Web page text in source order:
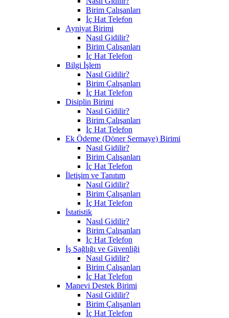
Birim Çalışanları
İç Hat Telefon
Ayniyat Birimi
Nasıl Gidilir?
Birim Çalışanları
İç Hat Telefon
Bilgi İşlem
Nasıl Gidilir?
Birim Çalışanları
İç Hat Telefon
Disiplin Birimi
Nasıl Gidilir?
Birim Çalışanları
İç Hat Telefon
Ek Ödeme (Döner Sermaye) Birimi
Nasıl Gidilir?
Birim Çalışanları
İç Hat Telefon
İletişim ve Tanıtım
Nasıl Gidilir?
Birim Çalışanları
İç Hat Telefon
İstatistik
Nasıl Gidilir?
Birim Çalışanları
İç Hat Telefon
İş Sağlığı ve Güvenliği
Nasıl Gidilir?
Birim Çalışanları
İç Hat Telefon
Manevi Destek Birimi
Nasıl Gidilir?
Birim Çalışanları
İç Hat Telefon